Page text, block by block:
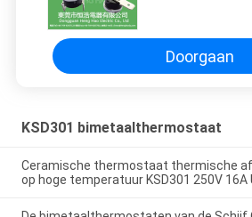
Doorgaan
KSD301 bimetaalthermostaat
Ceramische thermostaat thermische
op hoge temperatuur KSD301 250V 16A